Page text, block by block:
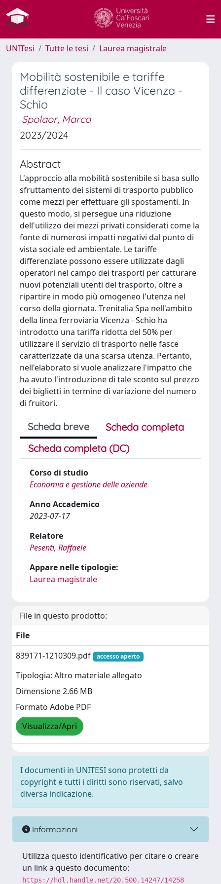
UNITesi Tutte le tesi Laurea magistrale
Mobilità sostenibile e tariffe
differenziate - Il caso Vicenza -
Schio
Spolaor, Marco
2023/2024
Abstract
L'approccio alla mobilità sostenibile si basa sullo
sfruttamento dei sistemi di trasporto pubblico
come mezzi per effettuare gli spostamenti. In
questo modo, si persegue una riduzione
dell'utilizzo dei mezzi privati considerati come la
fonte di numerosi impatti negativi dal punto di
vista sociale ed ambientale. Le tariffe
differenziate possono essere utilizzate dagli
operatori nel campo dei trasporti per catturare
nuovi potenziali utenti del trasporto, oltre a
ripartire in modo più omogeneo l'utenza nel
corso della giornata. Trenitalia Spa nell'ambito
della linea ferroviaria Vicenza - Schio ha
introdotto una tariffa ridotta del 50% per
utilizzare il servizio di trasporto nelle fasce
caratterizzate da una scarsa utenza. Pertanto,
nell'elaborato si vuole analizzare l'impatto che
ha avuto l'introduzione di tale sconto sul prezzo
dei biglietti in termine di variazione del numero
di fruitori.
Scheda breve
Scheda completa
Scheda completa (DC)
Corso di studio
Economia e gestione delle aziende
Anno Accademico
2023-07-17
Relatore
Pesenti, Raffaele
Appare nelle tipologie:
Laurea magistrale
File in questo prodotto:
File
839171-1210309.pdf
accesso aperto
Tipologia: Altro materiale allegato
Dimensione 2.66 MB
Formato Adobe PDF
Visualizza/Apri
I documenti in UNITESI sono protetti da
copyright e tutti i diritti sono riservati, salvo
diversa indicazione.
Informazioni
Utilizza questo identificativo per citare o creare
un link a questo documento:
https://hdl.handle.net/20.500.14247/14258